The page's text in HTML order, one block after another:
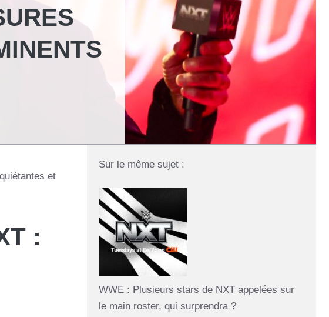
et
:
Sur le même sujet :
WWE : Plusieurs stars de NXT appelées sur
le main roster, qui surprendra ?